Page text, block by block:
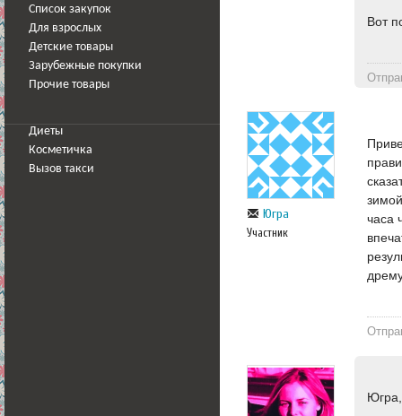
Список закупок
Для взрослых
Детские товары
Зарубежные покупки
Прочие товары
Диеты
Косметичка
Вызов такси
Вот
Югра
Участник
часа